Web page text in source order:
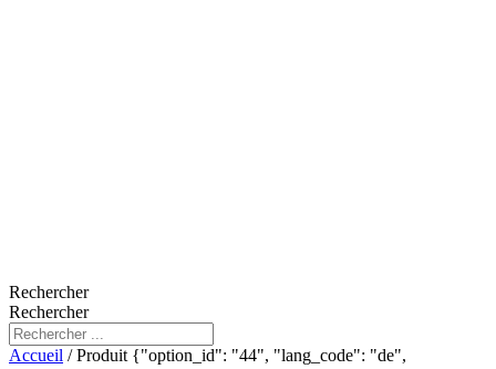
Rechercher
Rechercher
Accueil / Produit {"option_id": "44", "lang_code": "de",